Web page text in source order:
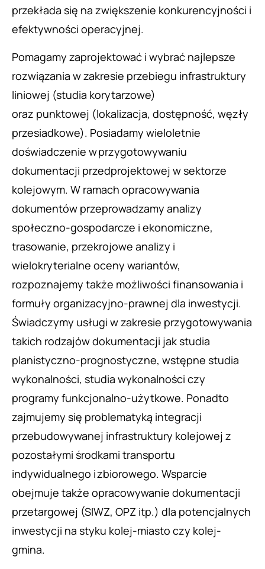
przekłada się na zwiększenie konkurencyjności i
efektywności operacyjnej.
Pomagamy zaprojektować i wybrać najlepsze
rozwiązania w zakresie przebiegu infrastruktury
liniowej (studia korytarzowe)
oraz punktowej (lokalizacja, dostępność, węzły
przesiadkowe). Posiadamy wieloletnie
doświadczenie w przygotowywaniu
dokumentacji przedprojektowej w sektorze
kolejowym. W ramach opracowywania
dokumentów przeprowadzamy analizy
społeczno-gospodarcze i ekonomiczne,
trasowanie, przekrojowe analizy i
wielokryterialne oceny wariantów,
rozpoznajemy także możliwości finansowania i
formuły organizacyjno-prawnej dla inwestycji.
Świadczymy usługi w zakresie przygotowywania
takich rodzajów dokumentacji jak studia
planistyczno-prognostyczne, wstępne studia
wykonalności, studia wykonalności czy
programy funkcjonalno-użytkowe. Ponadto
zajmujemy się problematyką integracji
przebudowywanej infrastruktury kolejowej z
pozostałymi środkami transportu
indywidualnego i zbiorowego. Wsparcie
obejmuje także opracowywanie dokumentacji
przetargowej (SIWZ, OPZ itp.) dla potencjalnych
inwestycji na styku kolej-miasto czy kolej-
gmina.